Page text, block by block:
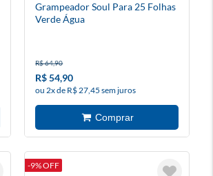
Grampeador Soul Para 25 Folhas
Verde Água
R$ 64,90
R$ 54,90
ou 2x de R$ 27,45 sem juros
-9% OFF